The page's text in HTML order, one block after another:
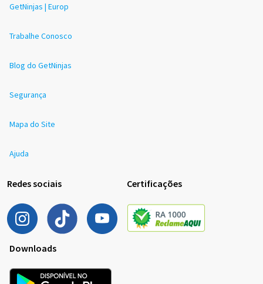
GetNinjas | Europ
Trabalhe Conosco
Blog do GetNinjas
Segurança
Mapa do Site
Ajuda
Redes sociais Certificações
Downloads